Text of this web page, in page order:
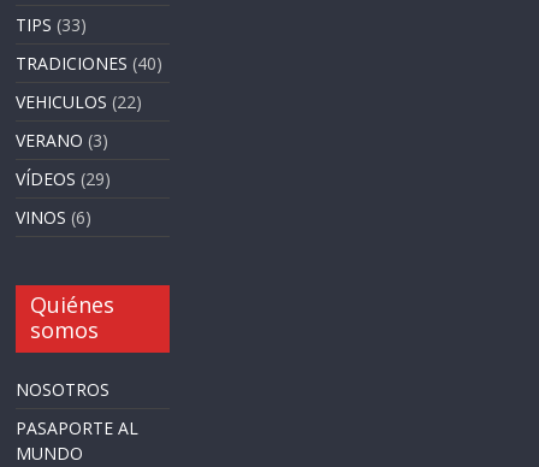
TIPS (33)
TRADICIONES (40)
VEHICULOS (22)
VERANO (3)
VÍDEOS (29)
VINOS (6)
Quiénes
somos
NOSOTROS
PASAPORTE AL
MUNDO